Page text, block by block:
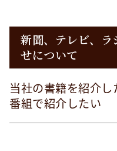
新聞、テレビ、ラ
せについて
当社の書籍を紹介し
番組で紹介したい